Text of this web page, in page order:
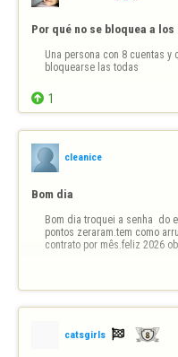
Por qué no se bloquea a
Una persona con 8 cuentas
bloquearse las todas
 1
cleanice
Bom dia
Bom dia troquei a senha  do
pontos zeraram.tem como
contrato por mês.feliz 2026
catsgirls 